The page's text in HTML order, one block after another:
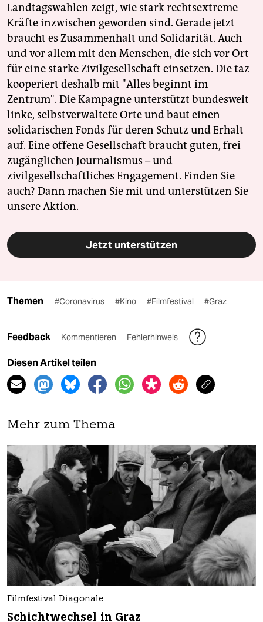
Landtagswahlen zeigt, wie stark rechtsextreme
Kräfte inzwischen geworden sind. Gerade jetzt
braucht es Zusammenhalt und Solidarität. Auch
und vor allem mit den Menschen, die sich vor Ort
für eine starke Zivilgesellschaft einsetzen. Die taz
kooperiert deshalb mit "Alles beginnt im
Zentrum". Die Kampagne unterstützt bundesweit
linke, selbstverwaltete Orte und baut einen
solidarischen Fonds für deren Schutz und Erhalt
auf. Eine offene Gesellschaft braucht guten, frei
zugänglichen Journalismus – und
zivilgesellschaftliches Engagement. Finden Sie
auch? Dann machen Sie mit und unterstützen Sie
unsere Aktion.
Jetzt unterstützen
Themen #Coronavirus #Kino #Filmfestival #Graz
Feedback Kommentieren Fehlerhinweis
Diesen Artikel teilen
Mehr zum Thema
Filmfestival Diagonale
Schichtwechsel in Graz